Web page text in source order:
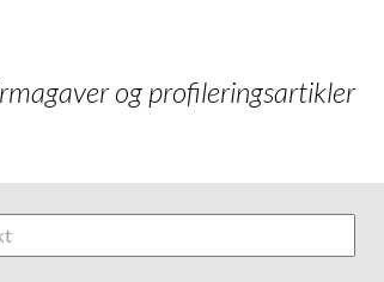
og profileringsartikler